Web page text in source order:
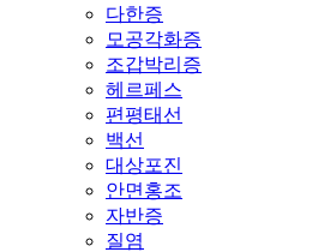
다한증
모공각화증
조갑박리증
헤르페스
편평태선
백선
대상포진
안면홍조
자반증
질염